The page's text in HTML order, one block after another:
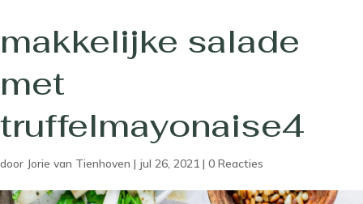
makkelijke salade
met
truffelmayonaise4
door Jorie van Tienhoven | jul 26, 2021 | 0 Reacties